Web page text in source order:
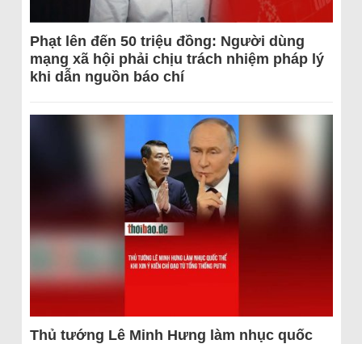
Phạt lên đến 50 triệu đồng: Người dùng
mạng xã hội phải chịu trách nhiệm pháp lý
khi dẫn nguồn báo chí
Thủ tướng Lê Minh Hưng làm nhục quốc